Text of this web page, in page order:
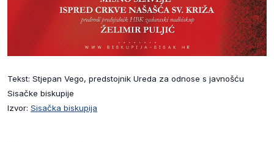
Tekst: Stjepan Vego, predstojnik Ureda za odnose s javnošću
Sisačke biskupije
Izvor: Sisačka biskupija